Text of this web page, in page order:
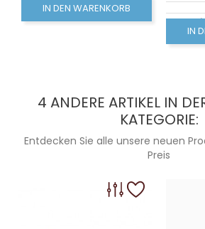
IN DEN WARENKORB
Coloré (non
IN
4 ANDERE ARTIKEL IN
KATEGORIE:
Entdecken Sie alle unsere neuen
Preis